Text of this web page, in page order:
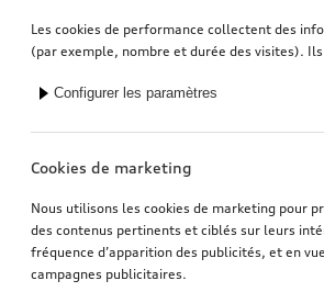
Les cookies de performance collectent des
(par exemple, nombre et durée des visites).
Configurer les paramètres
Cookies de marketing
Nous utilisons les cookies de marketing pour
des contenus pertinents et ciblés sur leurs
fréquence d’apparition des publicités, et en
campagnes publicitaires.